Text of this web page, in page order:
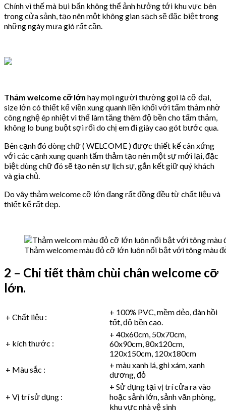
Chính vì thế mà bụi bẩn không thể ảnh hưởng tới khu vực bên
trong cửa sảnh, tạo nên một không gian sạch sẽ đặc biệt trong
những ngày mưa gió rất cần.
Thảm welcome cỡ lớn hay mọi người thường gọi là cỡ đại,
size lớn có thiết kế viền xung quanh liền khối với tấm thảm nhờ
công nghệ ép nhiệt vì thế làm tăng thêm độ bền cho tấm thảm,
không lo bung buột sợi rối do chị em đi giày cao gót bước qua.
Bên cạnh đó dòng chữ ( WELCOME ) được thiết kế cân xứng
với các cạnh xung quanh tấm thảm tạo nên một sự mới lại, đặc
biệt dùng chữ đó sẽ tạo nên sự lịch sự, gắn kết giữ quý khách
và gia chủ.
Do vây thảm welcome cỡ lớn đang rất đồng đều từ chất liệu và
thiết kế rất đẹp.
Thảm welcome màu đỏ cỡ lớn luôn nổi bật với tông màu
2 – Chi tiết thảm chùi chân welcome cỡ
lớn.
+ Chất liệu :
+ 100% PVC, mềm dẻo, đàn hồi
tốt, độ bền cao.
+ kích thước :
+ 40x60cm, 50x70cm,
60x90cm, 80x120cm,
120x150cm, 120x180cm
+ Màu sắc :
+ màu xanh lá, ghi xám, xanh
dương, đỏ
+ Vị trí sử dụng :
+ Sử dụng tại vị trí cửa ra vào
hoặc sảnh lớn, sảnh văn phòng,
khu vực nhà vệ sinh